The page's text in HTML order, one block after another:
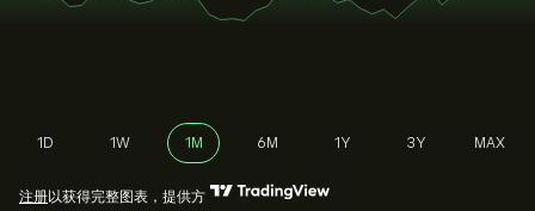
1D 1W 1M 6M 1Y 3Y MAX
注册以获得完整图表，提供方